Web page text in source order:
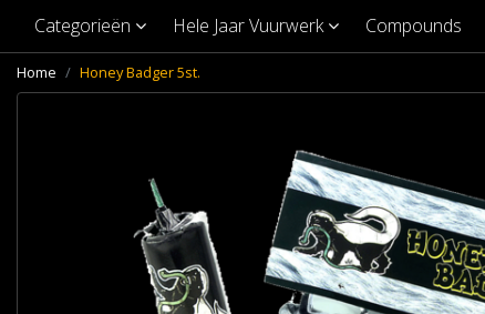
Categorieën Hele Jaar Vuurwerk Compounds
Home Honey Badger 5st.